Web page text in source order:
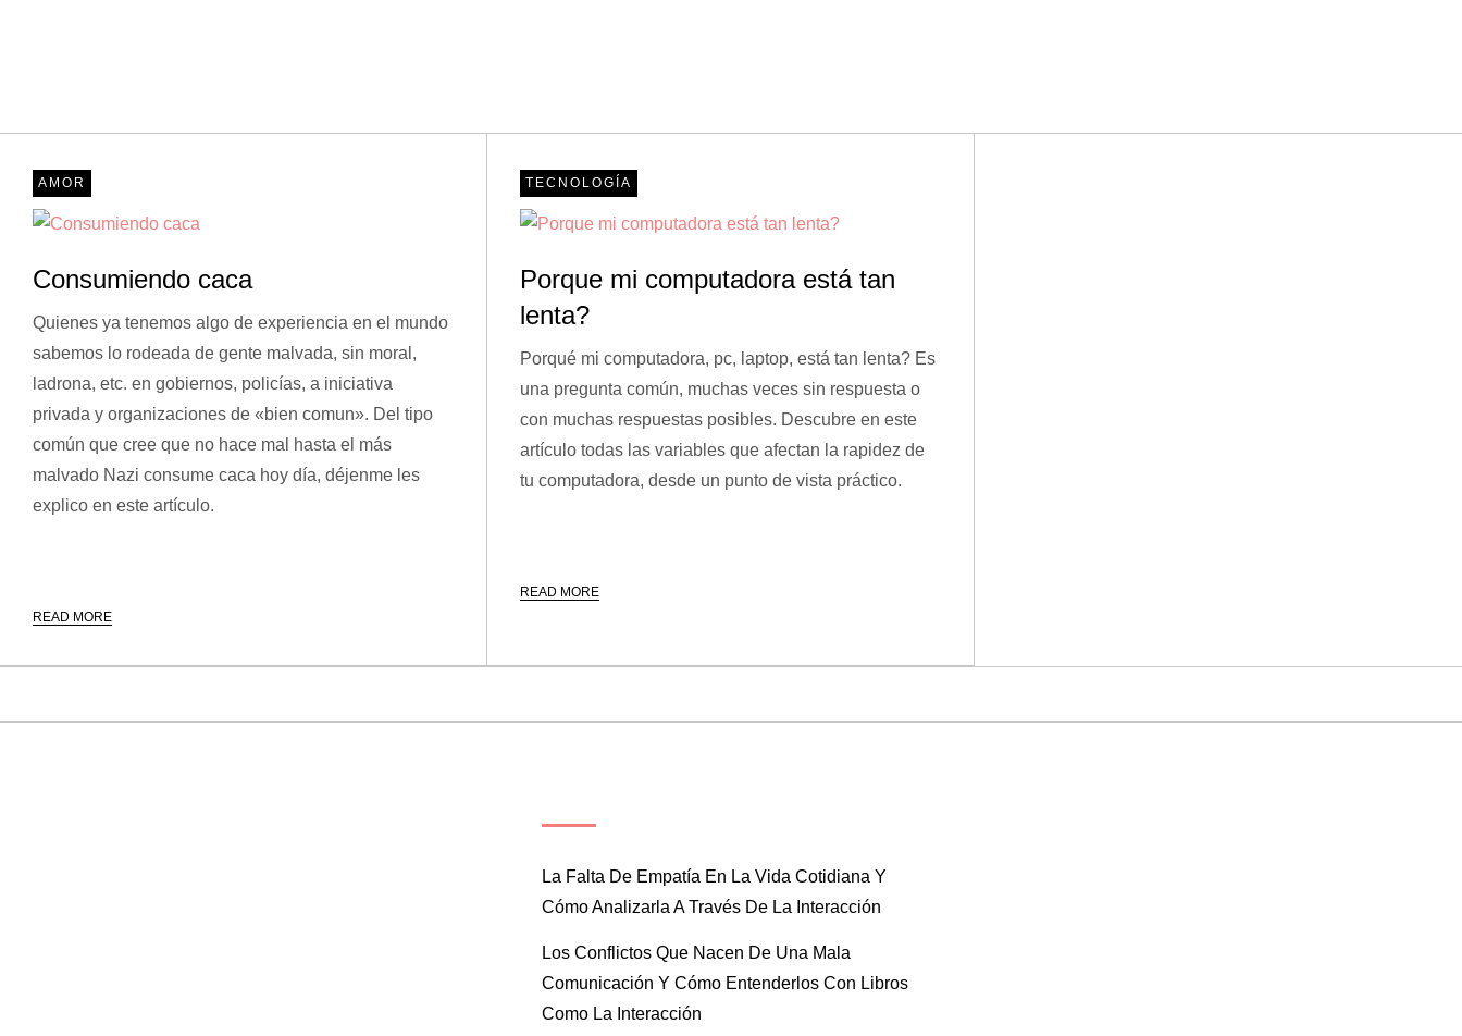
AMOR
Consumiendo caca
Quienes ya tenemos algo de experiencia en el mundo
sabemos lo rodeada de gente malvada, sin moral,
ladrona, etc. en gobiernos, policías, a iniciativa
privada y organizaciones de «bien comun». Del tipo
común que cree que no hace mal hasta el más
malvado Nazi consume caca hoy día, déjenme les
explico en este artículo.
READ MORE
TECNOLOGÍA
Porque mi computadora está tan
lenta?
Porqué mi computadora, pc, laptop, está tan lenta? Es
una pregunta común, muchas veces sin respuesta o
con muchas respuestas posibles. Descubre en este
artículo todas las variables que afectan la rapidez de
tu computadora, desde un punto de vista práctico.
READ MORE
La Falta De Empatía En La Vida Cotidiana Y
Cómo Analizarla A Través De La Interacción
Los Conflictos Que Nacen De Una Mala
Comunicación Y Cómo Entenderlos Con Libros
Como La Interacción